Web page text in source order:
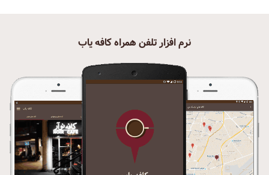
نرم افزار تلفن همراه کافه یاب